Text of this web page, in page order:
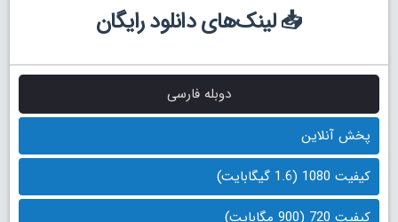
📥 لینک‌های دانلود رایگان
دوبله فارسی
پخش آنلاین
کیفیت 1080 (1.6 گیگابایت)
کیفیت 720 (900 مگابایت)